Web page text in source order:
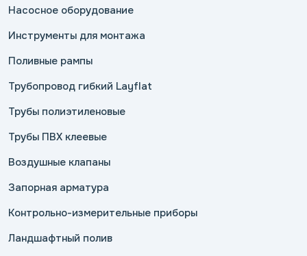
Насосное оборудование
Инструменты для монтажа
Поливные рампы
Трубопровод гибкий Layflat
Трубы полиэтиленовые
Трубы ПВХ клеевые
Воздушные клапаны
Запорная арматура
Контрольно-измерительные приборы
Ландшафтный полив